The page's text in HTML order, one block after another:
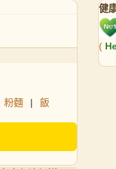
粉麵 | 飯
健
(